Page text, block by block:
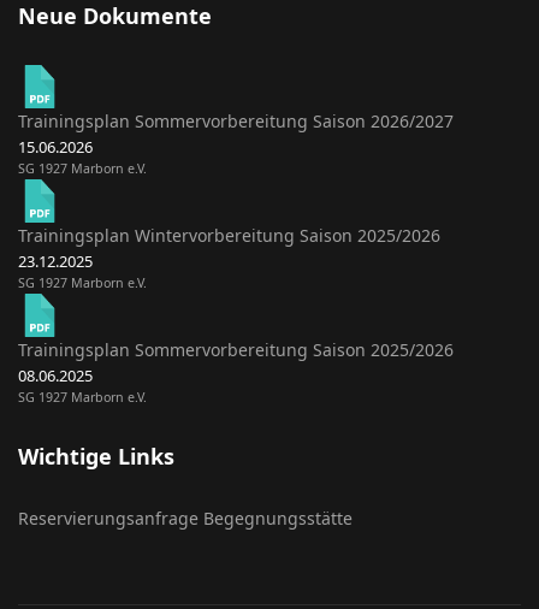
Neue Dokumente
Trainingsplan Sommervorbereitung Saison 2026/2027
15.06.2026
SG 1927 Marborn e.V.
Trainingsplan Wintervorbereitung Saison 2025/2026
23.12.2025
SG 1927 Marborn e.V.
Trainingsplan Sommervorbereitung Saison 2025/2026
08.06.2025
SG 1927 Marborn e.V.
Wichtige Links
Reservierungsanfrage Begegnungsstätte